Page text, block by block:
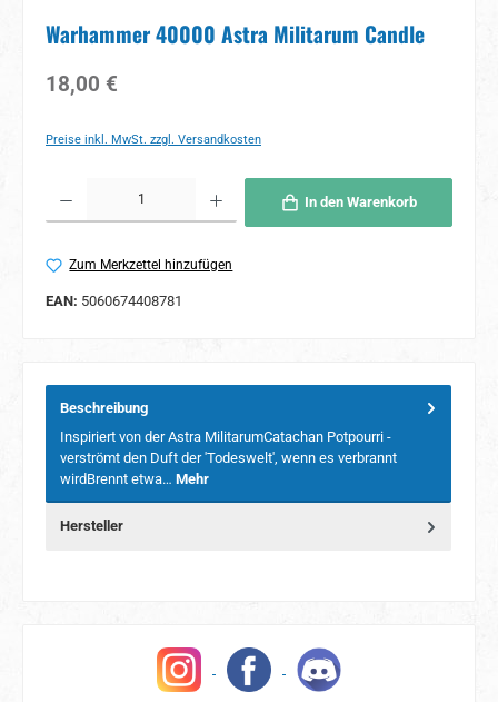
Warhammer 40000 Astra Militarum Candle
Regulärer Preis:
18,00 €
Preise inkl. MwSt. zzgl. Versandkosten
In den Warenkorb
Zum Merkzettel hinzufügen
EAN: 5060674408781
Beschreibung
Inspiriert von der Astra MilitarumCatachan Potpourri -
verströmt den Duft der 'Todeswelt', wenn es verbrannt
wirdBrennt etwa… Mehr
Hersteller